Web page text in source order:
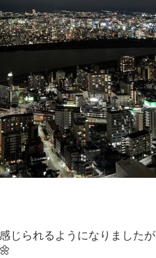
じられるようになりましたが